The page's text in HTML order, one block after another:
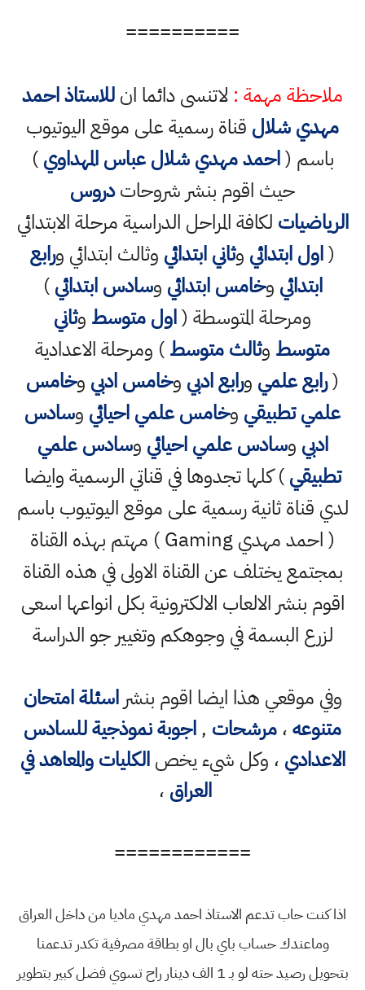
==========
ملاحظة مهمة : لاتنسى دائما انللاستاذ احمد
مهدي شلال قناة رسمية على موقع اليوتيوب
باسم (احمد مهدي شلال عباس المهداوي)
حيث اقوم بنشر شروحاتدروس
الرياضيات لكافة المراحل الدراسية مرحلة الابتدائي
(اول ابتدائي وثاني ابتدائي وثالث ابتدائي ورابع
ابتدائي وخامس ابتدائي وسادس ابتدائي)
ومرحلة المتوسطة (اول متوسط وثاني
متوسط وثالث متوسط) ومرحلة الاعدادية
(رابع علمي ورابع ادبي وخامس ادبي وخامس
علمي تطبيقي وخامس علمي احيائي وسادس
ادبي وسادس علمي احيائي وسادس علمي
تطبيقي) كلها تجدوها في قناتي الرسمية وايضا
لدي قناة ثانية رسمية على موقع اليوتيوب باسم
( احمد مهدي Gaming ) مهتم بهذه القناة
بمجتمع يختلف عن القناة الاولى في هذه القناة
اقوم بنشر الالعاب الالكترونية بكل انواعها اسعى
لزرع البسمة في وجوهكم وتغيير جو الدراسة
وفي موقعي هذا ايضا اقوم بنشراسئلة امتحان
متنوعه،مرشحات ,اجوبة نموذجية للسادس
الاعدادي ، وكل شيء يخصالكليات والمعاهد في
العراق ،
============
اذا كنت حاب تدعم الاستاذ احمد مهدي ماديا من داخل العراق
وماعندك حساب باي بال او بطاقة مصرفية تكدر تدعمنا
بتحويل رصيد حته لو بـ 1 الف دينار راح تسوي فضل كبير بتطوير